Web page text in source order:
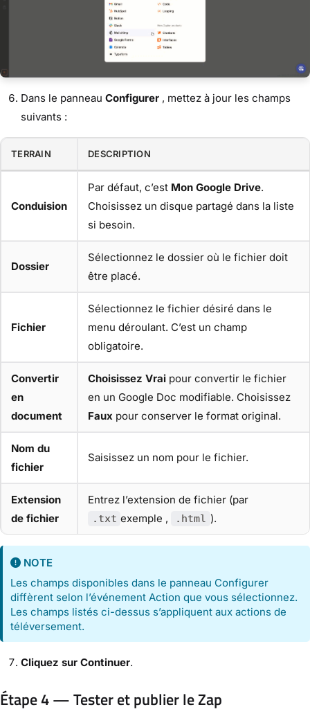
Dans le panneau Configurer , mettez à jour les champs
suivants :
TERRAIN DESCRIPTION
Conduision
Par défaut, c’est Mon Google Drive.
Choisissez un disque partagé dans la liste
si besoin.
Dossier
Sélectionnez le dossier où le fichier doit
être placé.
Fichier
Sélectionnez le fichier désiré dans le
menu déroulant. C’est un champ
obligatoire.
Convertir
en
document
Choisissez Vrai pour convertir le fichier
en un Google Doc modifiable. Choisissez
Faux pour conserver le format original.
Nom du
fichier
Saisissez un nom pour le fichier.
Extension
de fichier
Entrez l’extension de fichier (par
.txt exemple , .html ).
NOTE
Les champs disponibles dans le panneau Configurer
diffèrent selon l’événement Action que vous sélectionnez.
Les champs listés ci-dessus s’appliquent aux actions de
téléversement.
Cliquez sur Continuer.
Étape 4 — Tester et publier le Zap